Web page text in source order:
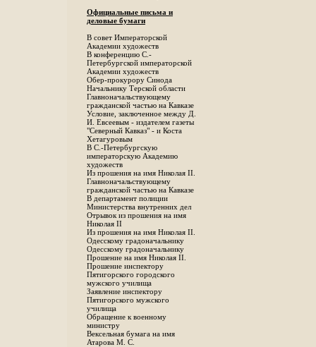
Официальные письма и
деловые бумаги
В совет Императорской
Академии художеств
В конференцию С.-
Петербургской императорской
Академии художеств
Обер-прокурору Синода
Начальнику Терской области
Главноначальствующему
гражданской частью на Кавказе
Условие, заключенное между Д.
И. Евсеевым - издателем газеты
"Северный Кавказ" - и Коста
Хетагуровым
В С.-Петербургскую
императорскую Академию
художеств
Из прошения на имя Николая II.
Главноначальствующему
гражданской частью на Кавказе
В департамент полиции
Министерства внутренних дел
Отрывок из прошения на имя
Николая II
Из прошения на имя Николая II.
Одесскому градоначальнику
Одесскому градоначальнику
Прошение на имя Николая II.
Прошение инспектору
Пятигорского городского
мужского училища
Заявление инспектору
Пятигорского мужского
училища
Обращение к военному
министру
Вексельная бумага на имя
Атарова М. С.